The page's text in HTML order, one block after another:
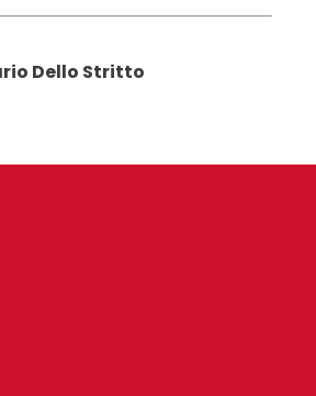
Dello Stritto